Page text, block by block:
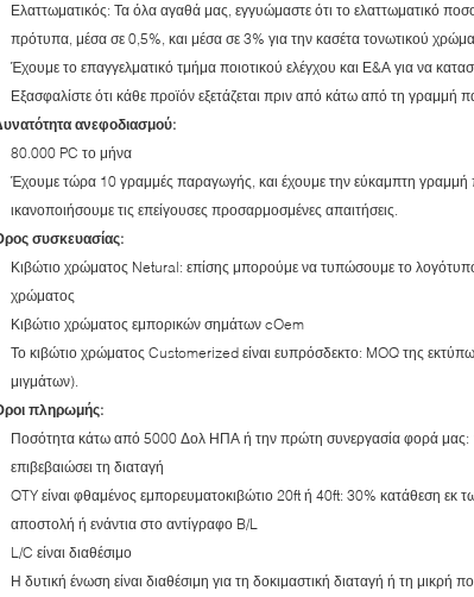
Ελαττωματικός: Τα όλα αγαθά μας, εγγυώμαστε ότι το ελαττωματικό
πρότυπα, μέσα σε 0,5%, και μέσα σε 3% για την κασέτα τονωτικού
Έχουμε το επαγγελματικό τμήμα ποιοτικού ελέγχου και Ε&Α για να
Εξασφαλίστε ότι κάθε προϊόν εξετάζεται πριν από κάτω από τη γραμμή
ανεφοδιασμού:
80.000 PC το μήνα
Έχουμε τώρα 10 γραμμές παραγωγής, και έχουμε την εύκαμπτη
ικανοποιήσουμε τις επείγουσες προσαρμοσμένες απαιτήσεις.
συσκευασίας:
Κιβώτιο χρώματος Netural: επίσης μπορούμε να τυπώσουμε το
χρώματος
Κιβώτιο χρώματος εμπορικών σημάτων cOem
Το κιβώτιο χρώματος Customerized είναι ευπρόσδεκτο: MOQ της
μιγμάτων).
πληρωμής:
Ποσότητα κάτω από 5000 Δολ ΗΠΑ ή την πρώτη συνεργασία φορά μας:
επιβεβαιώσει τη διαταγή
QTY είναι φθαμένος εμπορευματοκιβώτιο 20ft ή 40ft: 30% κατάθεση εκ
αποστολή ή ενάντια στο αντίγραφο B/L
L/C είναι διαθέσιμο
Η δυτική ένωση είναι διαθέσιμη για τη δοκιμαστική διαταγή ή τη μικρή